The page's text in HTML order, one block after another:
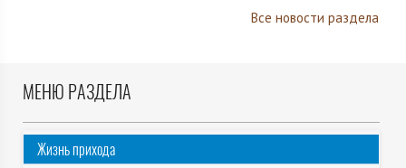
Все новости раздела
МЕНЮ РАЗДЕЛА
Жизнь прихода